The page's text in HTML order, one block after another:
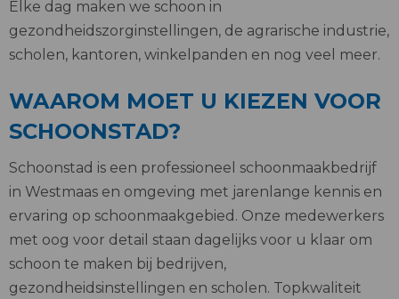
Elke dag maken we schoon in
gezondheidszorginstellingen, de agrarische industrie,
scholen, kantoren, winkelpanden en nog veel meer.
WAAROM MOET U KIEZEN VOOR
SCHOONSTAD?
Schoonstad is een professioneel schoonmaakbedrijf
in Westmaas en omgeving met jarenlange kennis en
ervaring op schoonmaakgebied. Onze medewerkers
met oog voor detail staan dagelijks voor u klaar om
schoon te maken bij bedrijven,
gezondheidsinstellingen en scholen. Topkwaliteit